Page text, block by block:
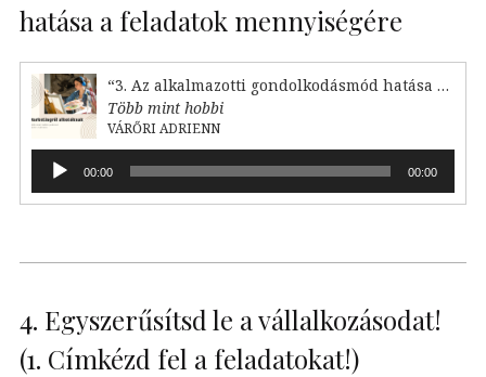
hatása a feladatok mennyiségére
“3. Az alkalmazotti gondolkodásmód hatása a feladataink mennyiségére”
Több mint hobbi
VÁRŐRI ADRIENN
Audió
lejátszó00:00 00:00
4. Egyszerűsítsd le a vállalkozásodat!
(1. Címkézd fel a feladatokat!)